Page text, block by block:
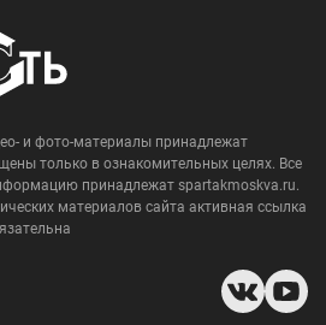
и фото-материалы принадлежат
только в ознакомительных целях. Все
принадлежат spartakmoskva.ru.
материалов сайта активная ссылка